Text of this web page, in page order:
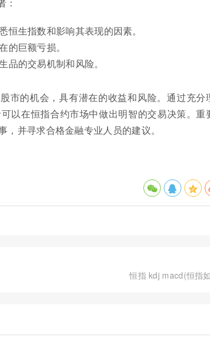
恒生指数和影响其表现的因素。
的巨额亏损。
品的交易机制和风险。
市的机会，具有潜在的收益和风险。通过充分
以在恒指合约市场中做出明智的交易决策。重
并寻求合格金融专业人员的建议。
恒指 kdj macd(恒指